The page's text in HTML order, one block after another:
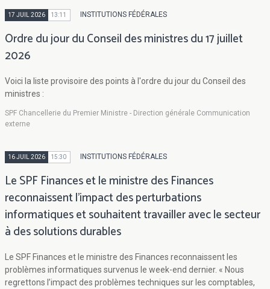
17 JUIL 2026 13:11 INSTITUTIONS FÉDÉRALES
Ordre du jour du Conseil des ministres du 17 juillet
2026
Voici la liste provisoire des points à l'ordre du jour du Conseil des
ministres :
SPF Chancellerie du Premier Ministre - Direction générale Communication
externe
16 JUIL 2026 15:30 INSTITUTIONS FÉDÉRALES
Le SPF Finances et le ministre des Finances
reconnaissent l’impact des perturbations
informatiques et souhaitent travailler avec le secteur
à des solutions durables
Le SPF Finances et le ministre des Finances reconnaissent les
problèmes informatiques survenus le week-end dernier. « Nous
regrettons l’impact des problèmes techniques sur les comptables,